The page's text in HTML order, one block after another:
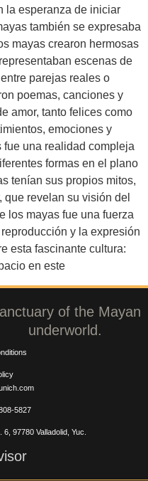
la esperanza de iniciar
también se expresaba
mayas crearon hermosas
escenas de
parejas reales o
poemas, canciones y
amor, tanto felices como
emociones y
una realidad compleja
formas en el plano
tenían sus propios mitos,
que revelan su visión del
los mayas fue una fuerza
y la expresión
esta fascinante cultura:
en este
of the Mayan
underworld.
5827
97780 Valladolid, Yuc.